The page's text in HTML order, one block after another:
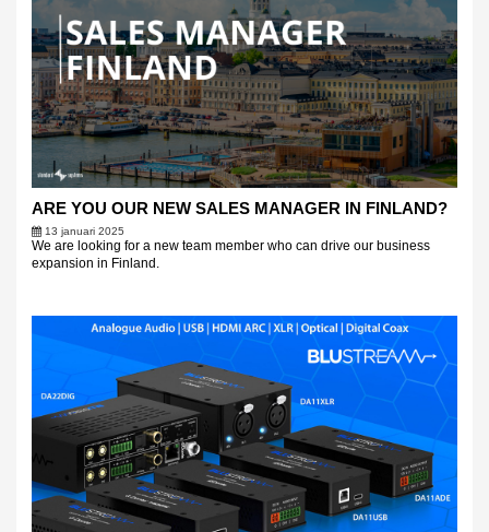
ARE YOU OUR NEW SALES MANAGER IN FINLAND?
13 januari 2025
We are looking for a new team member who can drive our business
expansion in Finland.